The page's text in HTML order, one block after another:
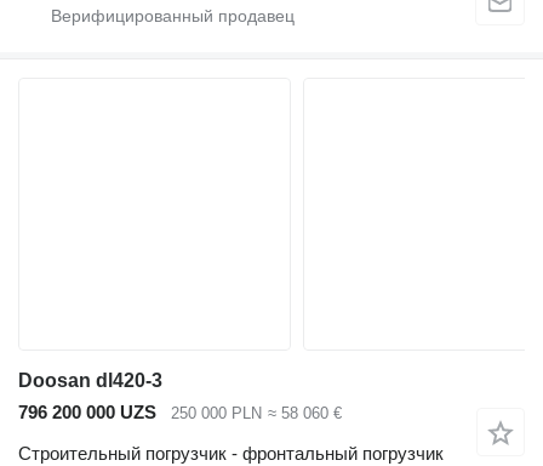
Doosan dl420-3
796 200 000 UZS
250 000 PLN ≈ 58 060 €
Строительный погрузчик - фронтальный погрузчик